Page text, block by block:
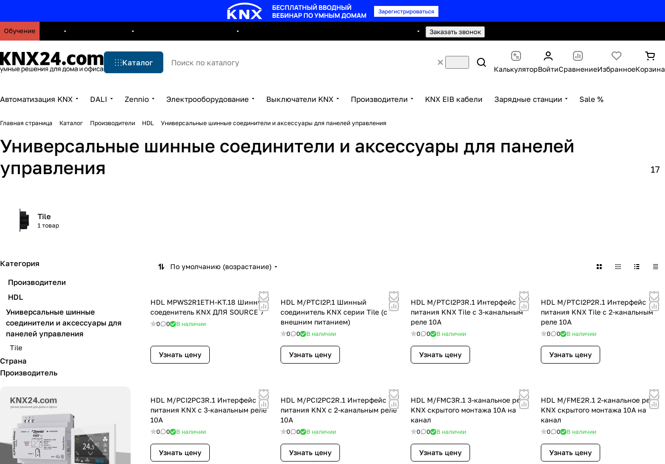
Обучение Заказать звонок
Каталог
КалькуляторВойтиСравнениеИзбранноеКорзина
Автоматизация KNX DALI Zennio Электрооборудование Выключатели KNX Производители KNX EIB кабели Зарядные станции Sale %
Главная страница Каталог Производители HDL Универсальные шинные соединители и аксессуары для панелей управления
Универсальные шинные соединители и аксессуары для панелей
управления
17
Tile
1 товар
По умолчанию (возрастание)
HDL MPWS2R1ETH-KT.18 Шинный
соеденитель KNX ДЛЯ SOURCE 7
0 0 В наличии
Узнать цену
HDL M/PTCI2P.1 Шинный
соединитель KNX серии Tile (с
внешним питанием)
0 0 В наличии
Узнать цену
HDL M/PTCI2P3R.1 Интерфейс
питания KNX Tile с 3-канальным
реле 10A
0 0 В наличии
Узнать цену
HDL M/PTCI2P2R.1 Интерфейс
питания KNX Tile с 2-канальным
реле 10A
0 0 В наличии
Узнать цену
HDL M/PCI2PC3R.1 Интерфейс
питания KNX с 3-канальным реле
10A
0 0 В наличии
Узнать цену
HDL M/PCI2PC2R.1 Интерфейс
питания KNX с 2-канальным реле
10A
0 0 В наличии
Узнать цену
HDL M/FMC3R.1 3-канальное реле
KNX скрытого монтажа 10A на
канал
0 0 В наличии
Узнать цену
HDL M/FME2R.1 2-канальное реле
KNX скрытого монтажа 10A на
канал
0 0 В наличии
Узнать цену
Категория
Производители
HDL
Универсальные шинные
соединители и аксессуары для
панелей управления
Tile
Страна
Производитель